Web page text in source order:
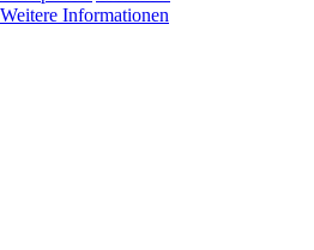
Weitere Informationen